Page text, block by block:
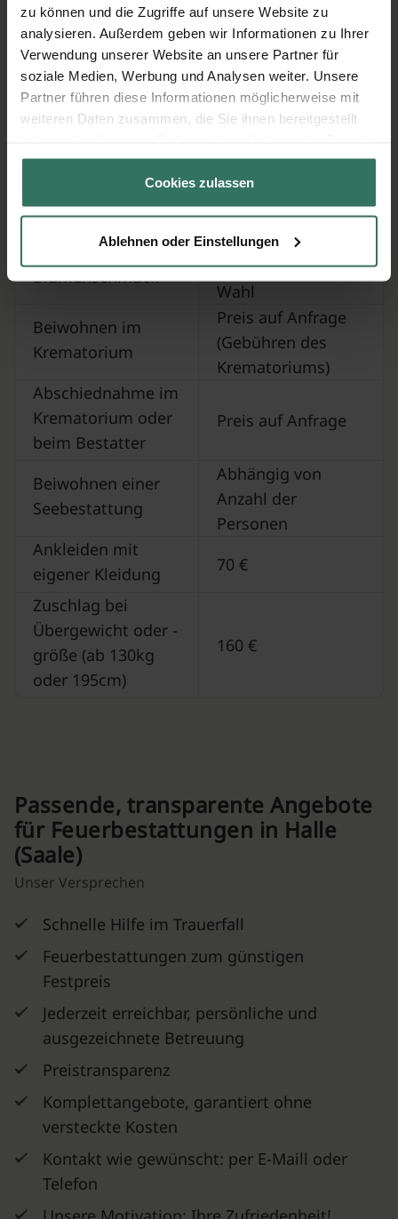
zu können und die Zugriffe auf unsere Website zu
analysieren. Außerdem geben wir Informationen zu Ihrer
Verwendung unserer Website an unsere Partner für
soziale Medien, Werbung und Analysen weiter. Unsere
Partner führen diese Informationen möglicherweise mit
weiteren Daten zusammen, die Sie ihnen bereitgestellt
gesammelt haben.
Cookies zulassen
Ablehnen oder Einstellungen
(Optionale) Zusatzleistungen - nur
Preis
abhängig von Ihrer
Wahl
Blumenschmuck
abhängig von Ihrer
Wahl
Beiwohnen im
Krematorium
Preis auf Anfrage
(Gebühren des
Krematoriums)
Abschiednahme im
Krematorium oder
beim Bestatter
Preis auf Anfrage
Beiwohnen einer
Seebestattung
Abhängig von
Anzahl der
Personen
Ankleiden mit
eigener Kleidung
70 €
Zuschlag bei
Übergewicht oder -
größe (ab 130kg
oder 195cm)
160 €
Passende, transparente Angebote
für Feuerbestattungen in Halle
(Saale)
Unser Versprechen
Schnelle Hilfe im Trauerfall
Feuerbestattungen zum günstigen
Festpreis
Jederzeit erreichbar, persönliche und
ausgezeichnete Betreuung
Preistransparenz
Komplettangebote, garantiert ohne
versteckte Kosten
Kontakt wie gewünscht: per E-Maill oder
Telefon